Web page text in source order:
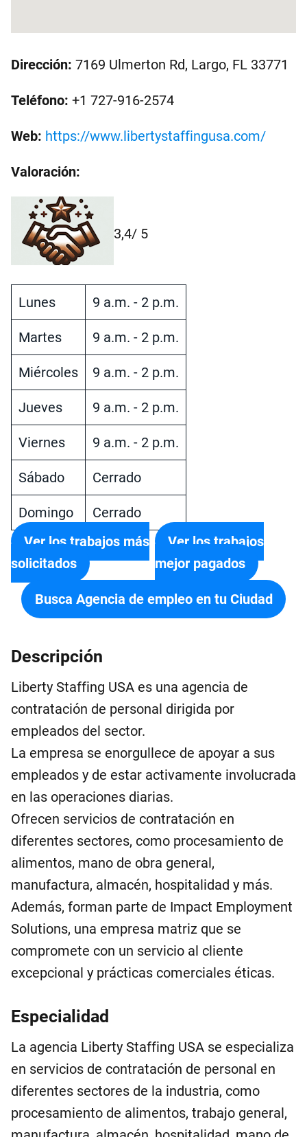
Dirección: 7169 Ulmerton Rd, Largo, FL 33771
Teléfono: +1 727-916-2574
Web: https://www.libertystaffingusa.com/
Valoración:
3,4/ 5
Lunes 9 a.m. - 2 p.m.
Martes 9 a.m. - 2 p.m.
Miércoles 9 a.m. - 2 p.m.
Jueves 9 a.m. - 2 p.m.
Viernes 9 a.m. - 2 p.m.
Sábado Cerrado
Domingo
Cerrado
Ver los trabajos más
solicitados
Ver los trabajos
mejor pagados
Busca Agencia de empleo en tu Ciudad
Descripción
Liberty Staffing USA es una agencia de
contratación de personal dirigida por
empleados del sector.
La empresa se enorgullece de apoyar a sus
empleados y de estar activamente involucrada
en las operaciones diarias.
Ofrecen servicios de contratación en
diferentes sectores, como procesamiento de
alimentos, mano de obra general,
manufactura, almacén, hospitalidad y más.
Además, forman parte de Impact Employment
Solutions, una empresa matriz que se
compromete con un servicio al cliente
excepcional y prácticas comerciales éticas.
Especialidad
La agencia Liberty Staffing USA se especializa
en servicios de contratación de personal en
diferentes sectores de la industria, como
procesamiento de alimentos, trabajo general,